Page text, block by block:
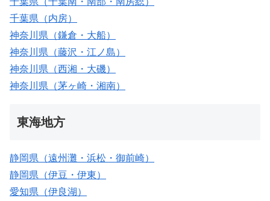
千葉県（内房）
神奈川県（鎌倉・大船）
神奈川県（藤沢・江ノ島）
神奈川県（西湘・大磯）
神奈川県（茅ヶ崎・湘南）
東海地方
静岡県（遠州灘・浜松・御前崎）
静岡県（伊豆・伊東）
愛知県（伊良湖）